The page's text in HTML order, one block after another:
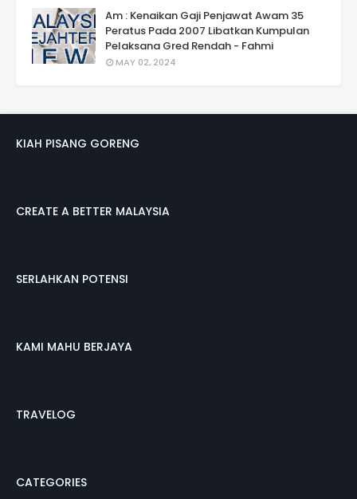
Am : Kenaikan Gaji Penjawat Awam 35
Peratus Pada 2007 Libatkan Kumpulan
Pelaksana Gred Rendah - Fahmi
MAY 02, 2024
KIAH PISANG GORENG
CREATE A BETTER MALAYSIA
SERLAHKAN POTENSI
KAMI MAHU BERJAYA
TRAVELOG
CATEGORIES